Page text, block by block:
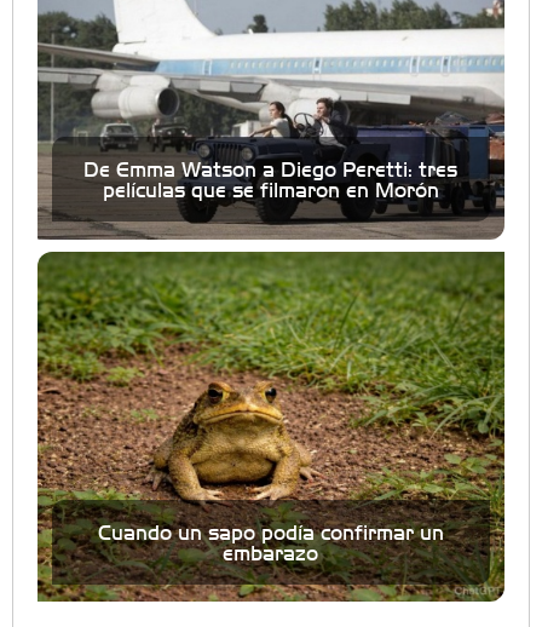
De Emma Watson a Diego Peretti: tres
películas que se filmaron en Morón
Cuando un sapo podía confirmar un
embarazo